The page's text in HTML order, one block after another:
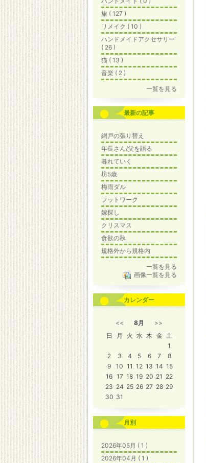
旅 ( 127 )
リメイク ( 10 )
ハンドメイドアクセサリー
( 26 )
猫 ( 13 )
音楽 ( 2 )
一覧を見る
最新の記事
網戸の張り替え
年長さん/父を語る
暮れていく
坊5歳
梅雨ダル
フットワーク
嫁探し
クリスマス
食欲の秋
規格外から規格内
一覧を見る
画像一覧を見る
カレンダー
<< 8月
>>
日
月 火 水 木 金 土
1
2
3 4 5 6 7
8
9
10 11 12 13 14 15
16 17 18 19 20 21 22
23 24 25 26 27 28 29
30 31
月別
2026年05月 ( 1 )
2026年04月 ( 1 )